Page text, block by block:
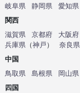
岐阜県
静岡県 愛知県
関西
滋賀県
京都府 大阪府
兵庫県 （神戸） 奈良県
中国
鳥取県
島根県 岡山県
四国